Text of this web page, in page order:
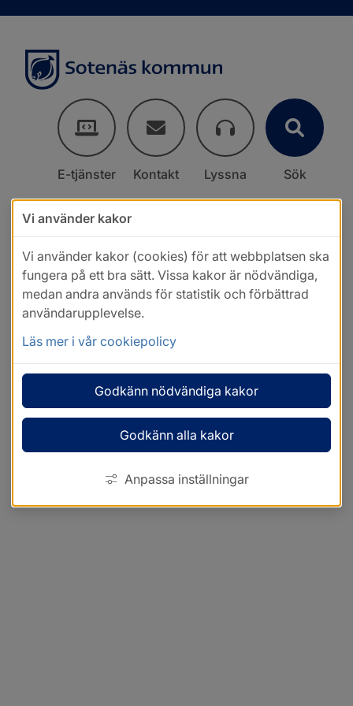
E-tjänster Kontakt Lyssna Sök
Vi använder kakor
Vi använder kakor (cookies) för att webbplatsen ska
fungera på ett bra sätt. Vissa kakor är nödvändiga,
medan andra används för statistik och förbättrad
användarupplevelse.
Läs mer i vår cookiepolicy
Godkänn nödvändiga kakor
Godkänn alla kakor
Anpassa inställningar